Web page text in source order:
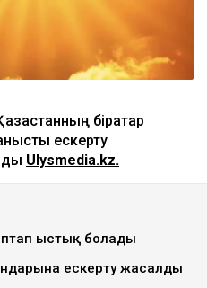
бірқатар
ескерту
Ulysmedia.kz.
ыстық болады
ескерту жасалды